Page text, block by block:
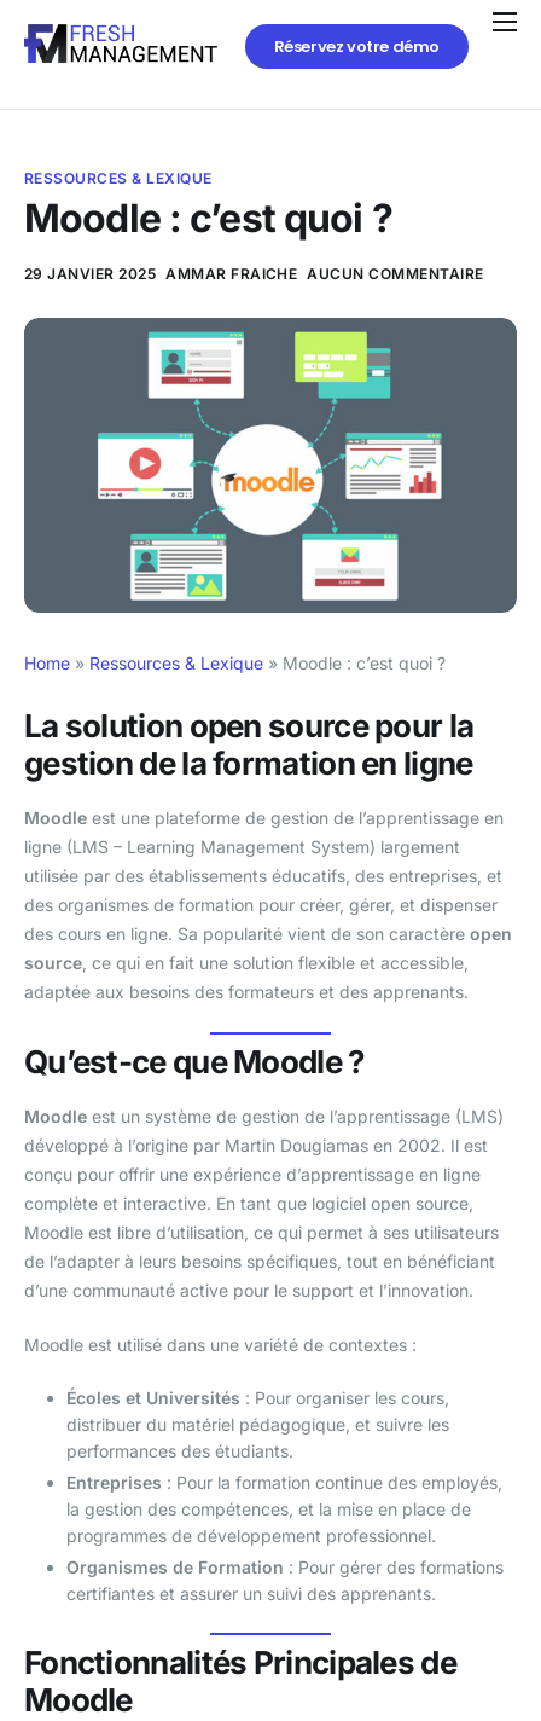
Réservez votre démo
RESSOURCES & LEXIQUE
Moodle : c’est quoi ?
29 JANVIER 2025 AMMAR FRAICHE AUCUN COMMENTAIRE
Home » Ressources & Lexique » Moodle : c’est quoi ?
La solution open source pour la
gestion de la formation en ligne
Moodle est une plateforme de gestion de l’apprentissage en
ligne (LMS – Learning Management System) largement
utilisée par des établissements éducatifs, des entreprises, et
des organismes de formation pour créer, gérer, et dispenser
des cours en ligne. Sa popularité vient de son caractère open
source , ce qui en fait une solution flexible et accessible,
adaptée aux besoins des formateurs et des apprenants.
Qu’est-ce que Moodle ?
Moodle est un système de gestion de l’apprentissage (LMS)
développé à l’origine par Martin Dougiamas en 2002. Il est
conçu pour offrir une expérience d’apprentissage en ligne
complète et interactive. En tant que logiciel open source,
Moodle est libre d’utilisation, ce qui permet à ses utilisateurs
de l’adapter à leurs besoins spécifiques, tout en bénéficiant
d’une communauté active pour le support et l’innovation.
Moodle est utilisé dans une variété de contextes :
Écoles et Universités : Pour organiser les cours,
distribuer du matériel pédagogique, et suivre les
performances des étudiants.
Entreprises : Pour la formation continue des employés,
la gestion des compétences, et la mise en place de
programmes de développement professionnel.
Organismes de Formation : Pour gérer des formations
certifiantes et assurer un suivi des apprenants.
Fonctionnalités Principales de
Moodle